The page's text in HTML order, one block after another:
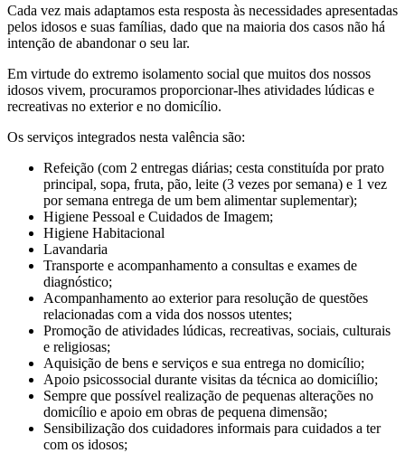
Cada vez mais adaptamos esta resposta às necessidades apresentadas
pelos idosos e suas famílias, dado que na maioria dos casos não há
intenção de abandonar o seu lar.
Em virtude do extremo isolamento social que muitos dos nossos
idosos vivem, procuramos proporcionar-lhes atividades lúdicas e
recreativas no exterior e no domicílio.
Os serviços integrados nesta valência são:
Refeição (com 2 entregas diárias; cesta constituída por prato
principal, sopa, fruta, pão, leite (3 vezes por semana) e 1 vez
por semana entrega de um bem alimentar suplementar);
Higiene Pessoal e Cuidados de Imagem;
Higiene Habitacional
Lavandaria
Transporte e acompanhamento a consultas e exames de
diagnóstico;
Acompanhamento ao exterior para resolução de questões
relacionadas com a vida dos nossos utentes;
Promoção de atividades lúdicas, recreativas, sociais, culturais
e religiosas;
Aquisição de bens e serviços e sua entrega no domicílio;
Apoio psicossocial durante visitas da técnica ao domiciílio;
Sempre que possível realização de pequenas alterações no
domicílio e apoio em obras de pequena dimensão;
Sensibilização dos cuidadores informais para cuidados a ter
com os idosos;